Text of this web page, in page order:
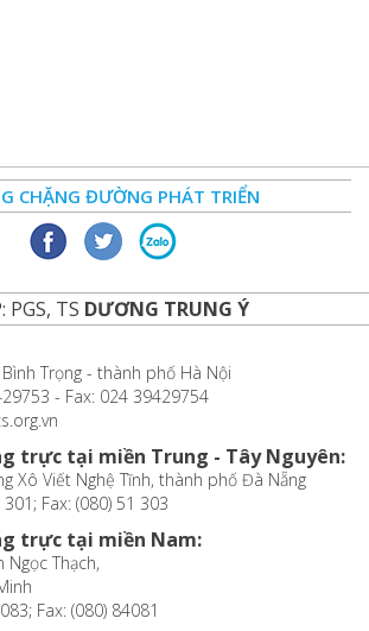
CHẶNG ĐƯỜNG PHÁT TRIỂN
PGS, TS DƯƠNG TRUNG Ý
Trọng - thành phố Hà Nội
- Fax: 024 39429754
trực tại miền Trung - Tây Nguyên:
Xô Viết Nghệ Tĩnh, thành phố Đà Nẵng
Fax: (080) 51 303
trực tại miền Nam:
Ngọc Thạch,
Fax: (080) 84081